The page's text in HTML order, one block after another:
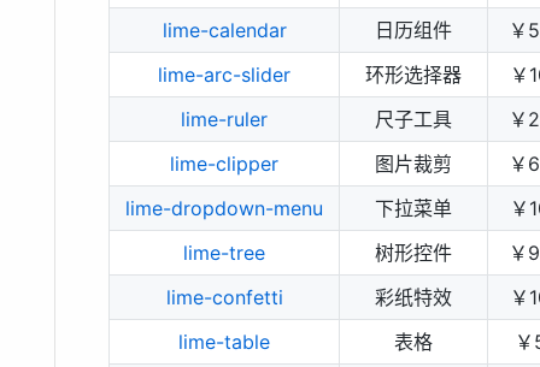
lime-calendar
日历组件
￥
lime-arc-slider
环形选择器
￥
lime-ruler
尺子工具
￥
lime-clipper
图片裁剪
￥
lime-dropdown-menu
下拉菜单
￥
lime-tree
树形控件
￥
lime-confetti
彩纸特效
￥
lime-table
表格
￥